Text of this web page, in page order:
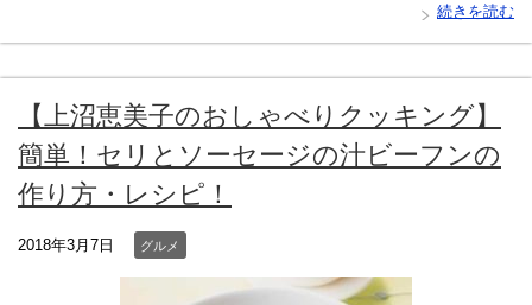
続きを読む
【上沼恵美子のおしゃべりクッキング】
簡単！セリとソーセージの汁ビーフンの
作り方・レシピ！
2018年3月7日 グルメ